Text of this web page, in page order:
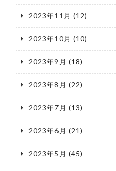
2023年11月 (12)
2023年10月 (10)
2023年9月 (18)
2023年8月 (22)
2023年7月 (13)
2023年6月 (21)
2023年5月 (45)